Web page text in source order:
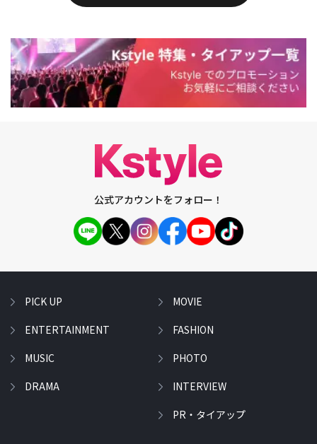
公式アカウントをフォロー！
PICK UP
ENTERTAINMENT
MUSIC
DRAMA
MOVIE
FASHION
PHOTO
INTERVIEW
PR・タイアップ